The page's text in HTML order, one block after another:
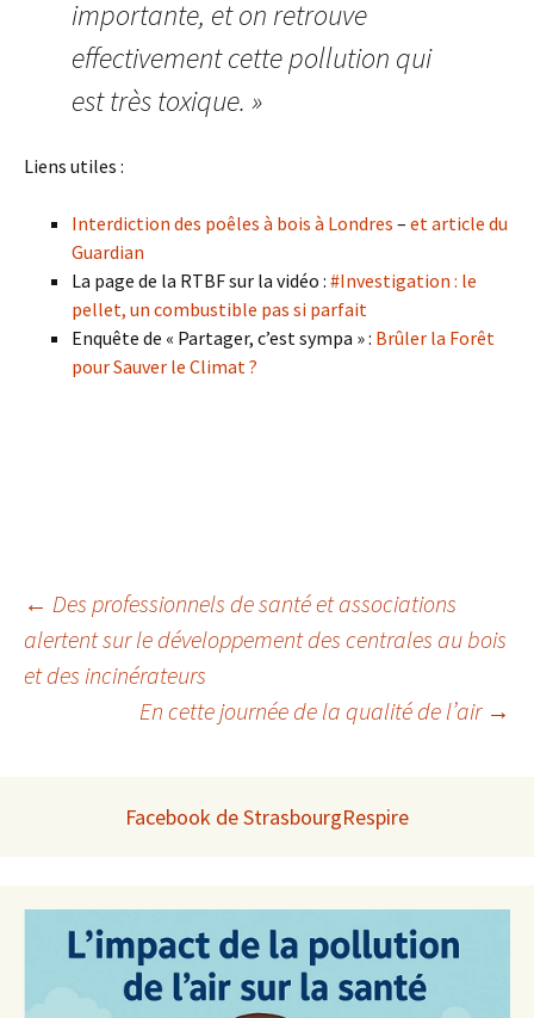
importante, et on retrouve
effectivement cette pollution qui
est très toxique. »
Liens utiles :
Interdiction des poêles à bois à Londres – et article du
Guardian
La page de la RTBF sur la vidéo : #Investigation : le
pellet, un combustible pas si parfait
Enquête de « Partager, c’est sympa » : Brûler la Forêt
pour Sauver le Climat ?
Navigation
des
← Des professionnels de santé et associations
alertent sur le développement des centrales au bois
et des incinérateurs
En cette journée de la qualité de l’air →
Facebook de StrasbourgRespire